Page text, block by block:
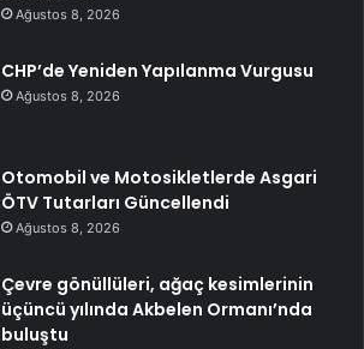
Ağustos 8, 2026
CHP’de Yeniden Yapılanma Vurgusu
Ağustos 8, 2026
Otomobil ve Motosikletlerde Asgari
ÖTV Tutarları Güncellendi
Ağustos 8, 2026
Çevre gönüllüleri, ağaç kesimlerinin
üçüncü yılında Akbelen Ormanı’nda
buluştu